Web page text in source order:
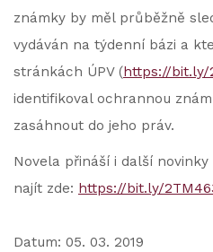
známky by měl průběžně
vydáván na týdenní bázi a
stránkách ÚPV (https://bit.ly/
identifikoval ochrannou
zasáhnout do jeho práv.
Novela přináší i další
najít zde: https://bit.ly/
Datum: 05. 03. 2019